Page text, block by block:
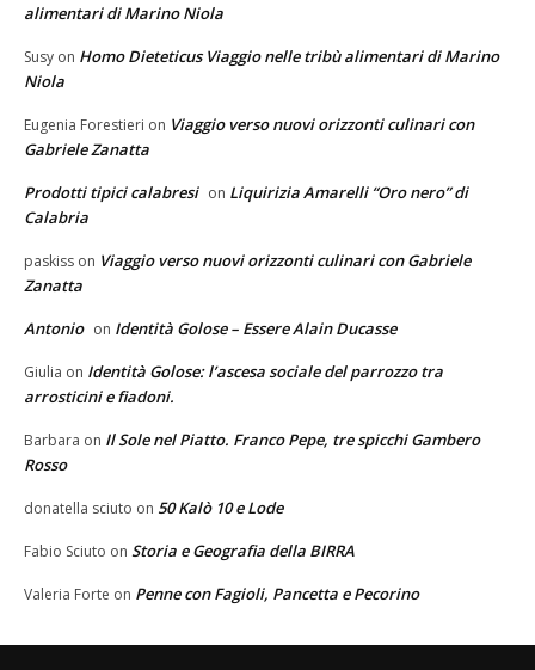
alimentari di Marino Niola
Susy on Homo Dieteticus Viaggio nelle tribù alimentari di Marino
Niola
Eugenia Forestieri on Viaggio verso nuovi orizzonti culinari con
Gabriele Zanatta
Prodotti tipici calabresi on Liquirizia Amarelli “Oro nero” di
Calabria
paskiss on Viaggio verso nuovi orizzonti culinari con Gabriele
Zanatta
Antonio on Identità Golose – Essere Alain Ducasse
Giulia on Identità Golose: l’ascesa sociale del parrozzo tra
arrosticini e fiadoni.
Barbara on Il Sole nel Piatto. Franco Pepe, tre spicchi Gambero
Rosso
donatella sciuto on 50 Kalò 10 e Lode
Fabio Sciuto on Storia e Geografia della BIRRA
Valeria Forte on Penne con Fagioli, Pancetta e Pecorino